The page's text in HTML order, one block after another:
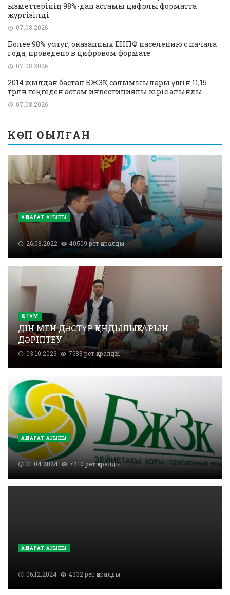
қызметтерінің 98%-дан астамы цифрлық форматта
жүргізілді
07.08.2026
Более 98% услуг, оказанных ЕНПФ населению с начала
года, проведено в цифровом формате
07.08.2026
2014 жылдан бастап БЖЗҚ салымшылары үшін 11,15
трлн теңгеден астам инвестициялық кіріс алынды
07.08.2026
КӨП ОҚЫЛҒАН
АҚПАРАТ АҒЫНЫ
26.08.2022 40509 рет қаралды
ҚОҒАМ
ДІН МЕН ДӘСТҮР ҚҰНДЫЛЫҚТАРЫН
ДӘРІПТЕУ
03.10.2023 7683 рет қаралды
АҚПАРАТ АҒЫНЫ
01.04.2024 7410 рет қаралды
АҚПАРАТ АҒЫНЫ
06.12.2024 4332 рет қаралды